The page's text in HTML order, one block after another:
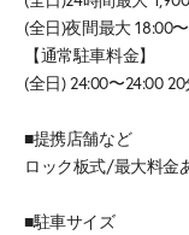
(全日)夜間最大 18:00
【通常駐車料金】
(全日) 24:00〜24:00
■提携店舗など
ロック板式/最大料金
■駐車サイズ